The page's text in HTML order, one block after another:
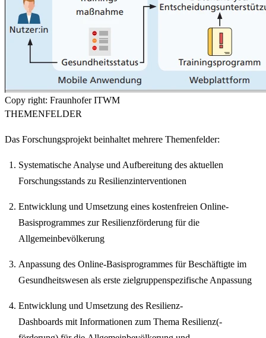
Copy right: Fraunhofer ITWM
THEMENFELDER
Das Forschungsprojekt beinhaltet mehrere Themenfelder:
Systematische Analyse und Aufbereitung des aktuellen
Forschungsstands zu Resilienzinterventionen
Entwicklung und Umsetzung eines kostenfreien Online-
Basisprogrammes zur Resilienzförderung für die
Allgemeinbevölkerung
Anpassung des Online-Basisprogrammes für Beschäftigte im
Gesundheitswesen als erste zielgruppenspezifische Anpassung
Entwicklung und Umsetzung des Resilienz-
Dashboards mit Informationen zum Thema Resilienz(-